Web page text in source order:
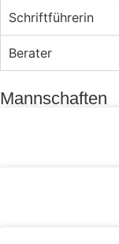
Schriftführerin
Berater
Mannschaften